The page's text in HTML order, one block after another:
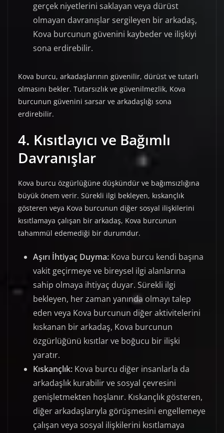
gerçek niyetlerini saklayan veya dürüst
olmayan davranışlar sergileyen bir arkadaş,
Kova burcunun güvenini kaybeder ve ilişkiyi
sona erdirebilir.
Kova burcu, arkadaşlarının güvenilir, dürüst ve tutarlı
olmasını bekler. Tutarsızlık ve güvenilmezlik, Kova
burcunun güvenini sarsar ve arkadaşlığı sona
erdirebilir.
4. Kısıtlayıcı ve Bağımlı
Davranışlar
Kova burcu özgürlüğüne düşkündür ve bağımsızlığına
büyük önem verir. Sürekli ilgi bekleyen, kıskançlık
gösteren veya Kova burcunun diğer sosyal ilişkilerini
kısıtlamaya çalışan bir arkadaş, Kova burcunun
tahammül edemediği bir durumdur.
Aşırı İhtiyaç Duyma: Kova burcu kendi başına
vakit geçirmeye ve bireysel ilgi alanlarına
sahip olmaya ihtiyaç duyar. Sürekli ilgi
bekleyen, her zaman yanında olmayı talep
eden veya Kova burcunun diğer aktivitelerini
kıskanan bir arkadaş, Kova burcunun
özgürlüğünü kısıtlar ve boğucu bir ilişki
yaratır.
Kıskançlık: Kova burcu diğer insanlarla da
arkadaşlık kurabilir ve sosyal çevresini
genişletmekten hoşlanır. Kıskançlık gösteren,
diğer arkadaşlarıyla görüşmesini engellemeye
çalışan veya sosyal ilişkilerini kısıtlamaya